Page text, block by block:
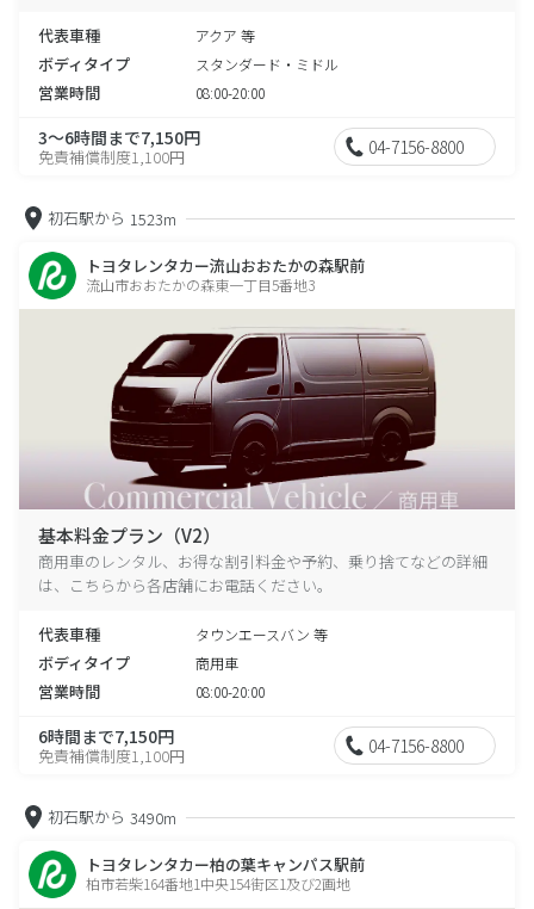
代表車種 アクア 等
ボディタイプ スタンダード・ミドル
営業時間 08:00-20:00
3～6時間まで7,150円
免責補償制度1,100円 04-7156-8800
初石駅から 1523m
トヨタレンタカー流山おおたかの森駅前
流山市おおたかの森東一丁目5番地3
基本料金プラン（V2）
商用車のレンタル、お得な割引料金や予約、乗り捨てなどの詳細
は、こちらから各店舗にお電話ください。
代表車種 タウンエースバン 等
ボディタイプ 商用車
営業時間 08:00-20:00
6時間まで7,150円
免責補償制度1,100円 04-7156-8800
初石駅から 3490m
トヨタレンタカー柏の葉キャンパス駅前
柏市若柴164番地1中央154街区1及び2画地